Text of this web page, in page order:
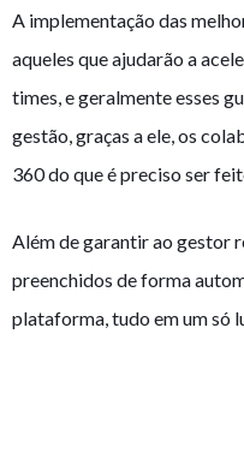
A implementação das
aqueles que ajudarão a
times, e geralmente esses
gestão, graças a ele, os
360 do que é preciso ser
Além de garantir ao gestor
preenchidos de forma
plataforma, tudo em um só